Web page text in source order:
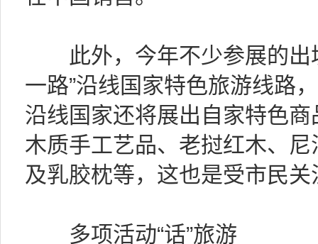
此外，今年不少参展的出
一路”沿线国家特色旅游线路
沿线国家还将展出自家特色
木质手工艺品、老挝红木、
及乳胶枕等，这也是受市民
多项活动“话”旅游